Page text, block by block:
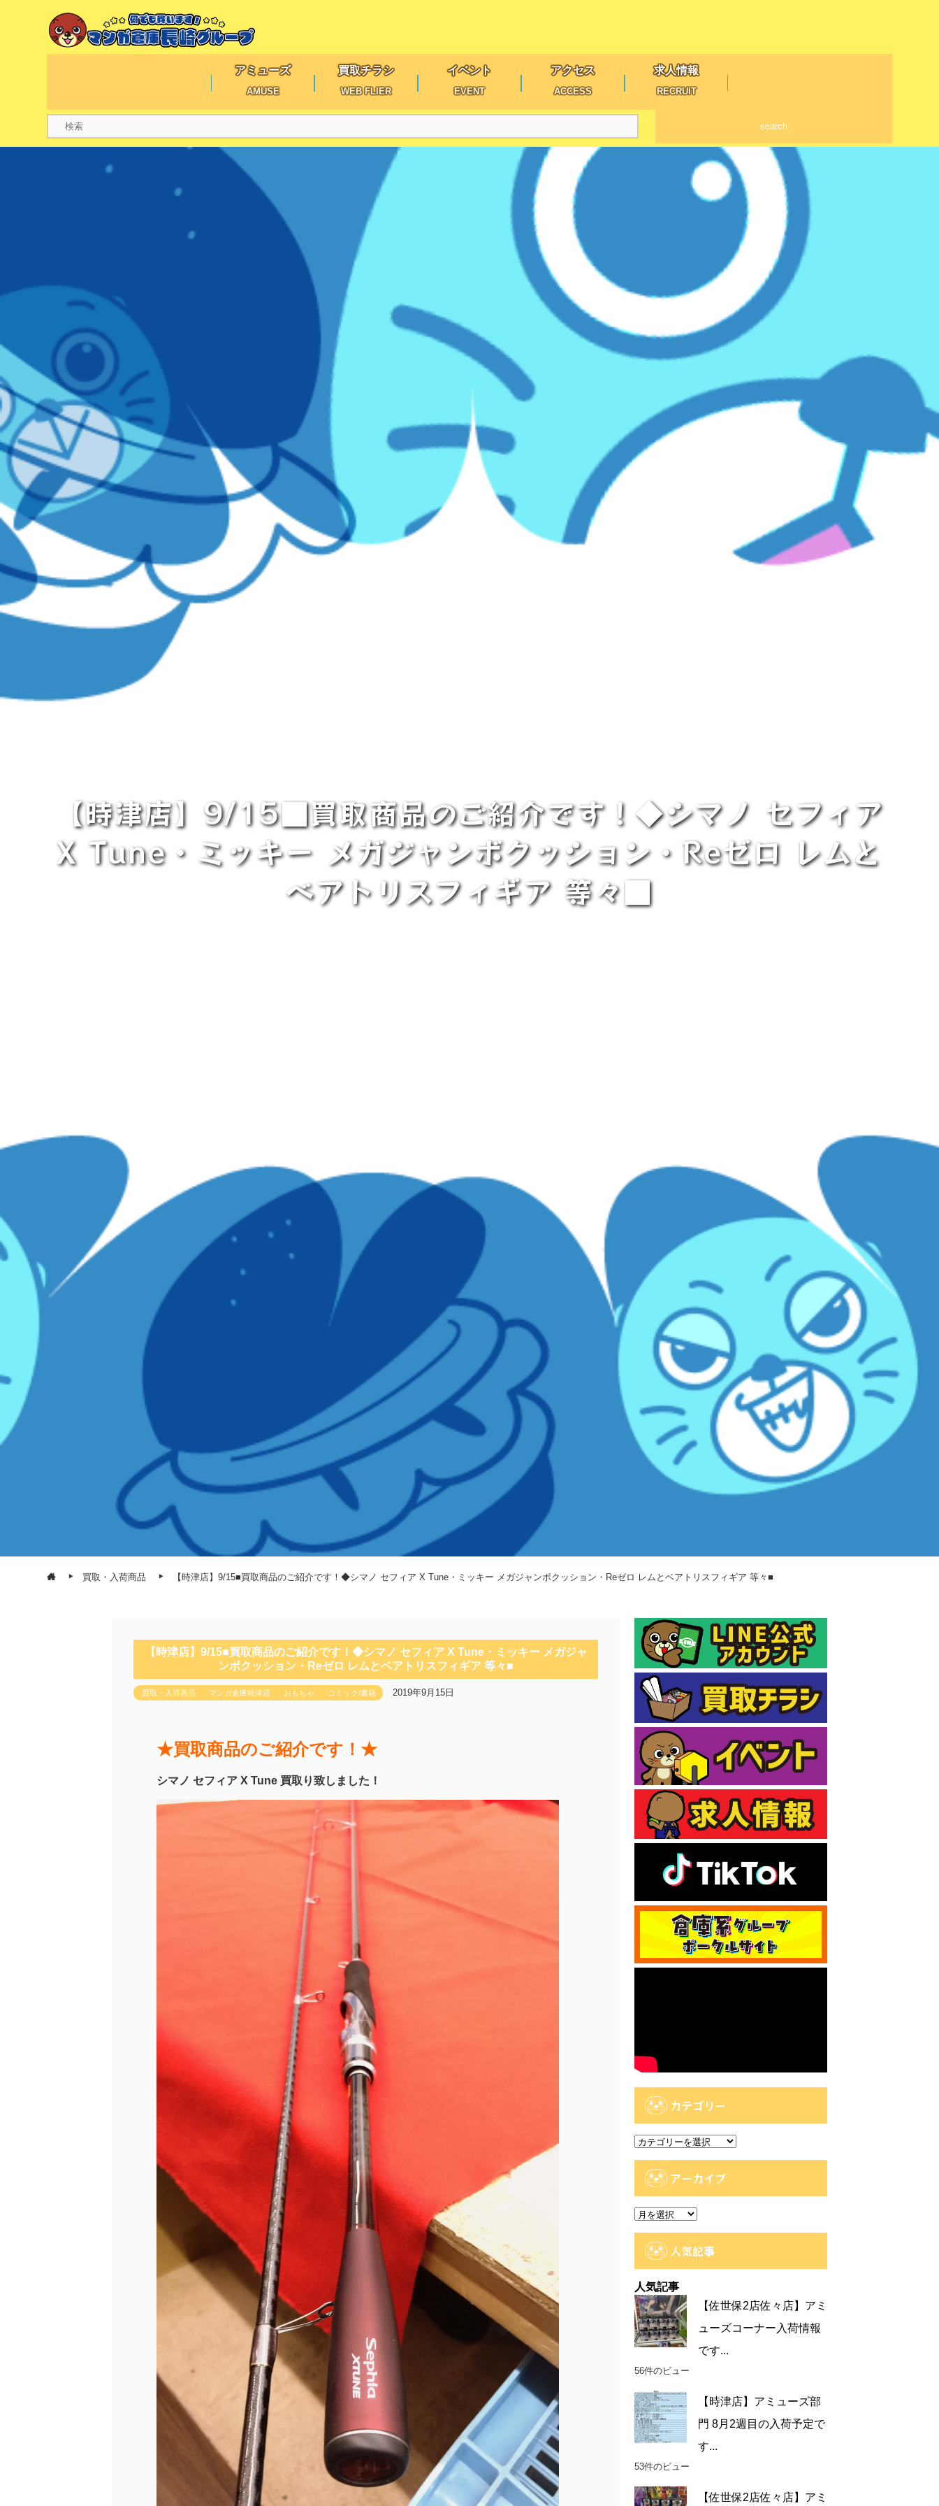
アミューズ
AMUSE
買取チラシ
WEB FLIER
イベント
EVENT
アクセス
ACCESS
求人情報
RECRUIT
search
【時津店】9/15■買取商品のご紹介です！◆シマノ セフィア
X Tune・ミッキー メガジャンボクッション・Reゼロ レムと
ベアトリスフィギア 等々■
買取・入荷商品 【時津店】9/15■買取商品のご紹介です！◆シマノ セフィア X Tune・ミッキー メガジャンボクッション・Reゼロ レムとベアトリスフィギア 等々■
【時津店】9/15■買取商品のご紹介です！◆シマノ セフィア X Tune・ミッキー メガジャ
ンボクッション・Reゼロ レムとベアトリスフィギア 等々■
買取・入荷商品 マンガ倉庫時津店 おもちゃ コミック/書籍 2019年9月15日
★買取商品のご紹介です！★
シマノ セフィア X Tune 買取り致しました！
カテゴリー
カ
アーカイブ
ア
人気記事
人気記事
【佐世保2店佐々店】アミ
ューズコーナー入荷情報
です...
56件のビュー
【時津店】アミューズ部
門 8月2週目の入荷予定で
す...
53件のビュー
【佐世保2店佐々店】アミ